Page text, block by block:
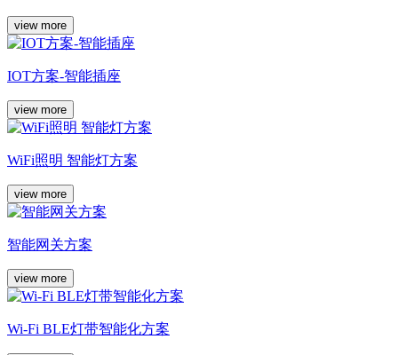
view more
IOT方案-智能插座
view more
WiFi照明 智能灯方案
view more
智能网关方案
view more
Wi-Fi BLE灯带智能化方案